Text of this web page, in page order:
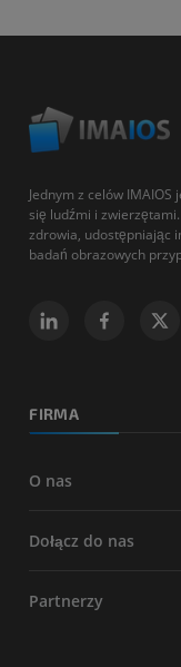
Jednym z celów
się ludźmi i
zdrowia, udostępniając
badań obrazowych
FIRMA
O nas
Dołącz do nas
Partnerzy